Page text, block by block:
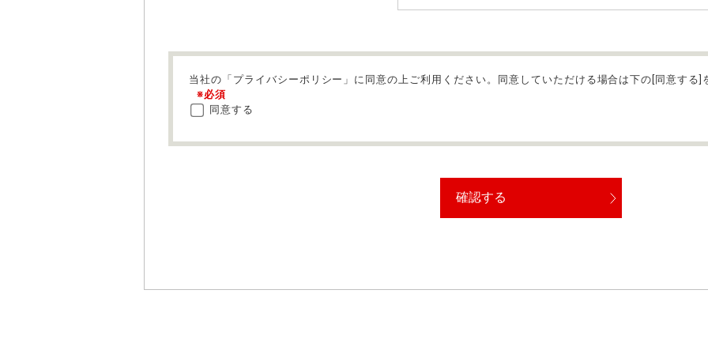
当社の「 プライバシーポリシー 」に同意の上ご利用ください。同意していただける場合は下の[同意する]
※必須
同意する